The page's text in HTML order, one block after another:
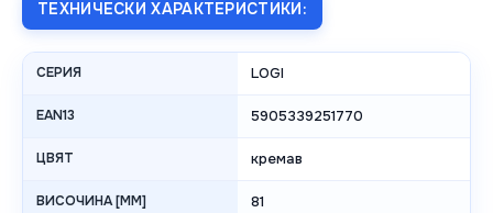
ТЕХНИЧЕСКИ ХАРАКТЕРИСТИКИ:
СЕРИЯ LOGI
EAN13 5905339251770
ЦВЯТ кремав
ВИСОЧИНА [MM] 81